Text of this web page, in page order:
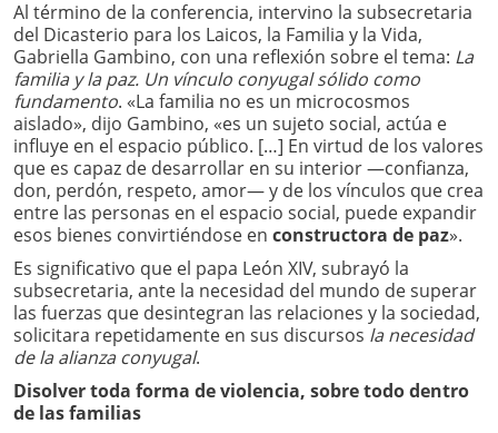
Al término de la conferencia, intervino la subsecretaria
del Dicasterio para los Laicos, la Familia y la Vida,
Gabriella Gambino, con una reflexión sobre el tema: La
familia y la paz. Un vínculo conyugal sólido como
fundamento. «La familia no es un microcosmos
aislado», dijo Gambino, «es un sujeto social, actúa e
influye en el espacio público. […] En virtud de los valores
que es capaz de desarrollar en su interior —confianza,
don, perdón, respeto, amor— y de los vínculos que crea
entre las personas en el espacio social, puede expandir
esos bienes convirtiéndose en constructora de paz».
Es significativo que el papa León XIV, subrayó la
subsecretaria, ante la necesidad del mundo de superar
las fuerzas que desintegran las relaciones y la sociedad,
solicitara repetidamente en sus discursos la necesidad
de la alianza conyugal.
Disolver toda forma de violencia, sobre todo dentro
de las familias